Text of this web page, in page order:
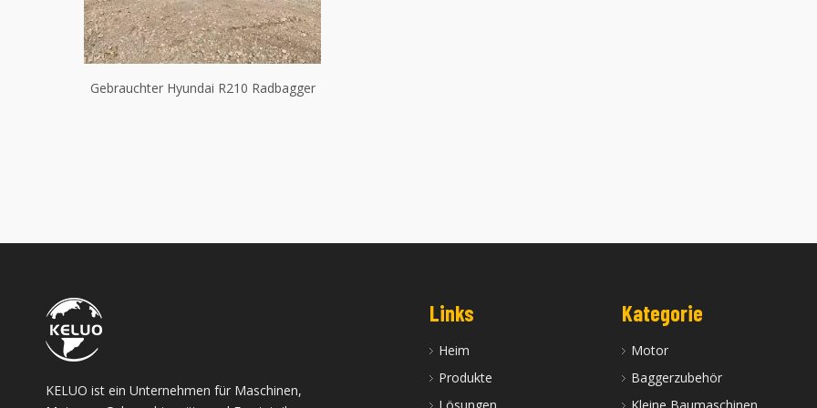
Gebrauchter Hyundai R210 Radbagger
KELUO ist ein Unternehmen für Maschinen,
Links
Heim
Produkte
Kategorie
Motor
Baggerzubehör